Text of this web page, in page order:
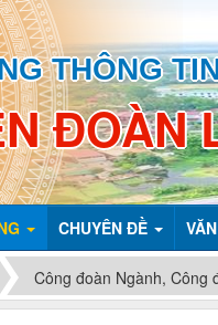
THÔNG
ĐOÀN
CHUYÊN ĐỀ
Công đoàn Ngành, Công